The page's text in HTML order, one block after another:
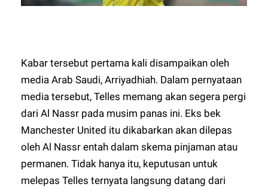
Kabar tersebut pertama kali disampaikan oleh
media Arab Saudi, Arriyadhiah. Dalam pernyataan
media tersebut, Telles memang akan segera pergi
dari Al Nassr pada musim panas ini. Eks bek
Manchester United itu dikabarkan akan dilepas
oleh Al Nassr entah dalam skema pinjaman atau
permanen. Tidak hanya itu, keputusan untuk
melepas Telles ternyata langsung datang dari